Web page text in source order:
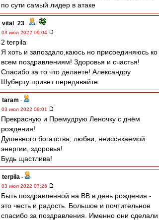
по сути самый лидер в атаке
vital_23 -
03 июл 2022 09:04
2 terpila
Я хоть и запоздало,каюсь но присоединяюсь ко
всем поздравлениям! Здоровья и счастья!
Спасибо за то что делаете! Александру
Шуберту привет передавайте
taram -
03 июл 2022 09:01
Прекрасную и Премудрую Леночку с днём
рождения!
Душевного богатства, любви, неиссякаемой
энергии, здоровья!
Будь щастлива!
terpila -
03 июл 2022 07:26
Быть поздравленной на ВВ в день рождения -
это честь и радость. Большое и почтительное
спасибо за поздравления. Именно они сделали